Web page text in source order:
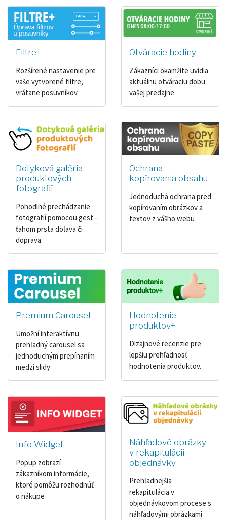
Filtre+
Rozšírené nastavenie pre
vaše vytvorené filtre,
vrátane posuvníkov.
Otváracie hodiny
Zákazníci okamžite uvidia
aktuálnu otváraciu dobu
vašej predajne
Dotyková galéria
produktových
fotografií
Pohodlné prechádzanie
fotografií pomocou gest -
ťahom prsta doľava či
doprava.
Ochrana
kopírovania obsahu
Jednoduchá ochrana pred
kopírovaním obrázkov a
textov z vášho webu
Premium Carousel
Umožní interaktívnu
prehľadný carousel sa
jednoduchým prepínaním
medzi slidy
Hodnotenie
produktov+
Dizajnové recenzie pre
lepšiu prehľadnosť
hodnotenia produktov.
Info Widget
Popup zobrazí
zákazníkom informácie,
ktoré pomôžu rozhodnúť
o nákupe
Náhľadové obrázky
v rekapitulácii
objednávky
Prehľadnejšia
rekapitulácia v
objednávkovom procese s
náhľadovými obrázkami